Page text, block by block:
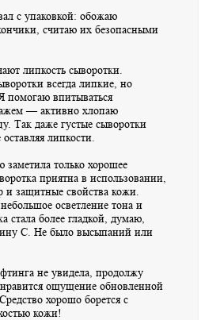
с упаковкой: обожаю
считаю их безопасными
липкость сыворотки.
всегда липкие, но
помогаю впитываться
— активно хлопаю
Так даже густые сыворотки
липкости.
только хорошее
приятна в использовании,
и защитные свойства кожи.
осветление тона и
стала более гладкой, думаю,
С. Не было высыпаний или
не увидела, продолжу
ощущение обновленной
хорошо борется с
кожи!